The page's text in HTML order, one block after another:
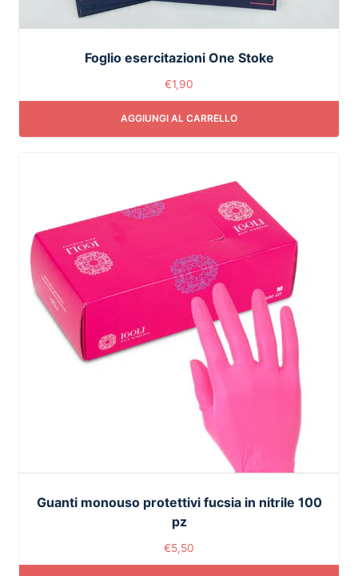
Foglio esercitazioni One Stoke
€1,90
AGGIUNGI AL CARRELLO
Guanti monouso protettivi fucsia in ​​nitrile 100
pz
€5,50